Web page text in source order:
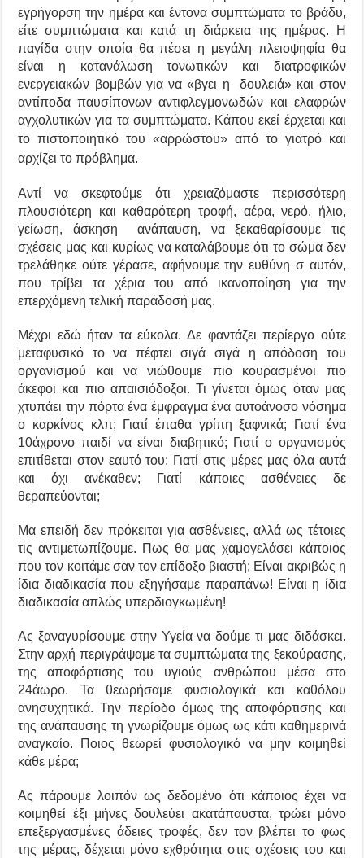
εγρήγορση την ημέρα και έντονα συμπτώματα το βράδυ,
είτε συμπτώματα και κατά τη διάρκεια της ημέρας. Η
παγίδα στην οποία θα πέσει η μεγάλη πλειοψηφία θα
είναι η κατανάλωση τονωτικών και διατροφικών
ενεργειακών βομβών για να «βγει η δουλειά» και στον
αντίποδα παυσίπονων αντιφλεγμονωδών και ελαφρών
αγχολυτικών για τα συμπτώματα. Κάπου εκεί έρχεται και
το πιστοποιητικότου «αρρώστου» από το γιατρό και
αρχίζει το πρόβλημα.
Αντί να σκεφτούμε ότι χρειαζόμαστε περισσότερη
πλουσιότερη και καθαρότερη τροφή, αέρα, νερό, ήλιο,
γείωση, άσκηση ανάπαυση, να ξεκαθαρίσουμε τις
σχέσεις μας και κυρίως να καταλάβουμε ότι το σώμα δεν
τρελάθηκε ούτε γέρασε, αφήνουμε την ευθύνη σ αυτόν,
που τρίβει τα χέρια του από ικανοποίηση για την
επερχόμενη τελική παράδοσή μας.
Μέχρι εδώ ήταν τα εύκολα. Δε φαντάζει περίεργο ούτε
μεταφυσικό το να πέφτει σιγά σιγά η απόδοση του
οργανισμού και να νιώθουμε πιο κουρασμένοι πιο
άκεφοι και πιο απαισιόδοξοι. Τι γίνεται όμως όταν μας
χτυπάει την πόρτα ένα έμφραγμα ένα αυτοάνοσο νόσημα
ο καρκίνος κλπ; Γιατί έπαθα γρίπη ξαφνικά; Γιατί ένα
10άχρονο παιδί να είναι διαβητικό; Γιατί ο οργανισμός
επιτίθεται στον εαυτό του; Γιατί στις μέρες μας όλα αυτά
και όχι ανέκαθεν; Γιατί κάποιες ασθένειες δε
θεραπεύονται;
Μα επειδή δεν πρόκειται για ασθένειες, αλλά ως τέτοιες
τις αντιμετωπίζουμε. Πως θα μας χαμογελάσει κάποιος
που τον κοιτάμε σαν τον επίδοξο βιαστή; Είναι ακριβώς η
ίδια διαδικασία που εξηγήσαμε παραπάνω! Είναι η ίδια
διαδικασία απλώς υπερδιογκωμένη!
Ας ξαναγυρίσουμε στην Υγεία να δούμε τι μας διδάσκει.
Στην αρχή περιγράψαμε τα συμπτώματα της ξεκούρασης,
της αποφόρτισης του υγιούς ανθρώπου μέσα στο
24άωρο. Τα θεωρήσαμε φυσιολογικά και καθόλου
ανησυχητικά. Την περίοδο όμως της αποφόρτισης και
της ανάπαυσης τη γνωρίζουμε όμως ως κάτι καθημερινά
αναγκαίο. Ποιος θεωρεί φυσιολογικό να μην κοιμηθεί
κάθε μέρα;
Ας πάρουμε λοιπόν ως δεδομένο ότι κάποιος έχει να
κοιμηθεί έξι μήνες δουλεύει ακατάπαυστα, τρώει μόνο
επεξεργασμένες άδειες τροφές, δεν τον βλέπει το φως
της μέρας, δέχεται μόνο εχθρότητα στις σχέσεις του και